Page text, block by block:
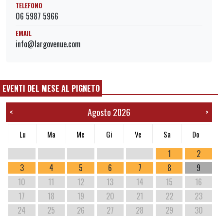
TELEFONO
06 5987 5966
EMAIL
info@largovenue.com
EVENTI DEL MESE AL PIGNETO
< Agosto 2026 >
Lu Ma Me Gi Ve Sa Do
1
2
3
4 5 6 7 8
9
10
11 12 13 14 15
16
17
18 19 20 21 22
23
24
25 26 27 28 29
30